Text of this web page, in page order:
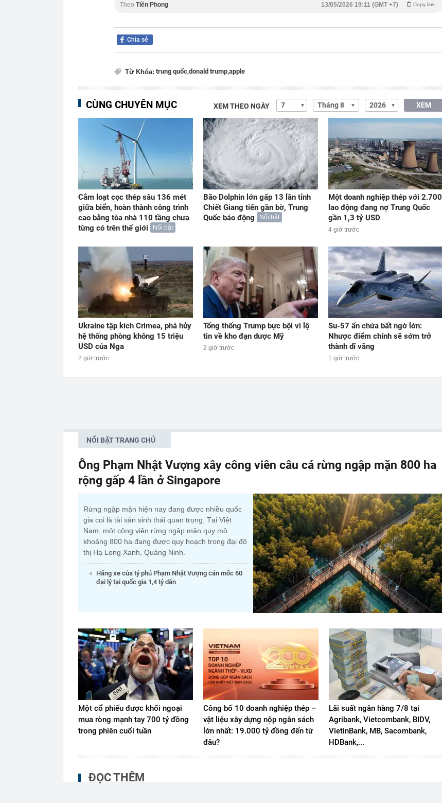
Theo Tiền Phong Copy link
13/05/2026 19:11 (GMT +7)
Chia sẻ
Từ Khóa: trung quốc,donald trump,apple
CÙNG CHUYÊN MỤC XEM THEO NGÀY XEM
Cắm loạt cọc thép sâu 136 mét
giữa biển, hoàn thành công trình
cao bằng tòa nhà 110 tầng chưa
từng có trên thế giới
Nổi bật
Bão Dolphin lớn gấp 13 lần tỉnh
Chiết Giang tiến gần bờ, Trung
Quốc báo động
Nổi bật
Một doanh nghiệp thép với 2.700
lao động đang nợ Trung Quốc
gần 1,3 tỷ USD
4 giờ trước
Ukraine tập kích Crimea, phá hủy
hệ thống phòng không 15 triệu
USD của Nga
2 giờ trước
Tổng thống Trump bực bội vì lộ
tin về kho đạn dược Mỹ
2 giờ trước
Su-57 ẩn chứa bất ngờ lớn:
Nhược điểm chính sẽ sớm trở
thành dĩ vãng
1 giờ trước
NỔI BẬT TRANG CHỦ
Ông Phạm Nhật Vượng xây công viên câu cá rừng ngập mặn 800 ha
rộng gấp 4 lần ở Singapore
Rừng ngập mặn hiện nay đang được nhiều quốc
gia coi là tài sản sinh thái quan trọng. Tại Việt
Nam, một công viên rừng ngập mặn quy mô
khoảng 800 ha đang được quy hoạch trong đại đô
thị Hạ Long Xanh, Quảng Ninh.
Hãng xe của tỷ phú Phạm Nhật Vượng cán mốc 60
đại lý tại quốc gia 1,4 tỷ dân
Một cổ phiếu được khối ngoại
mua ròng mạnh tay 700 tỷ đồng
trong phiên cuối tuần
Công bố 10 doanh nghiệp thép –
vật liệu xây dựng nộp ngân sách
lớn nhất: 19.000 tỷ đồng đến từ
đâu?
Lãi suất ngân hàng 7/8 tại
Agribank, Vietcombank, BIDV,
VietinBank, MB, Sacombank,
HDBank,...
ĐỌC THÊM